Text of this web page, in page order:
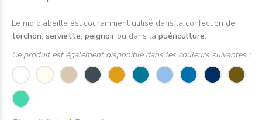
Le nid d'abeille est couramment utilisé dans la confection de
torchon, serviette, peignoir ou dans la puériculture.
Ce produit est également disponible dans les couleurs suivantes :